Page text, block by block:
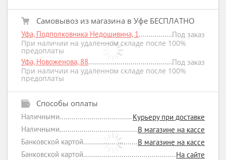
Самовывоз из магазина в Уфе БЕСПЛАТНО
Уфа, Подполковника Недошивина, 1
Под заказ
При наличии на удаленном складе после 100%
предоплаты
Уфа, Новоженова, 88
Под заказ
При наличии на удаленном складе после 100%
предоплаты
Способы оплаты
Наличными
Курьеру при доставке
Наличными
В магазине на кассе
Банковской картой
В магазине на кассе
Банковской картой
На сайте